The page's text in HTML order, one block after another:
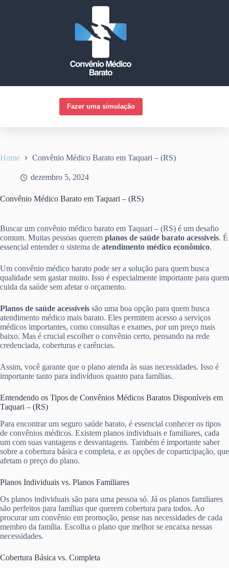
Fazer uma simulação
Home Convênio Médico Barato em Taquari – (RS)
dezembro 5, 2024
Convênio Médico Barato em Taquari – (RS)
Buscar um convênio médico barato em Taquari – (RS) é um desafio
comum. Muitas pessoas querem planos de saúde barato acessíveis. É
essencial entender o sistema de atendimento médico econômico.
Um convênio médico barato pode ser a solução para quem busca
qualidade sem gastar muito. Isso é especialmente importante para quem
cuida da saúde sem afetar o orçamento.
Planos de saúde acessíveis são uma boa opção para quem busca
atendimento médico mais barato. Eles permitem acesso a serviços
médicos importantes, como consultas e exames, por um preço mais
baixo. Mas é crucial escolher o convênio certo, pensando na rede
credenciada, coberturas e carências.
Assim, você garante que o plano atenda às suas necessidades. Isso é
importante tanto para indivíduos quanto para famílias.
Entendendo os Tipos de Convênios Médicos Baratos Disponíveis em
Taquari – (RS)
Para encontrar um seguro saúde barato, é essencial conhecer os tipos
de convênios médicos. Existem planos individuais e familiares, cada
um com suas vantagens e desvantagens. Também é importante saber
sobre a cobertura básica e completa, e as opções de coparticipação, que
afetam o preço do plano.
Planos Individuais vs. Planos Familiares
Os planos individuais são para uma pessoa só. Já os planos familiares
são perfeitos para famílias que querem cobertura para todos. Ao
procurar um convênio em promoção, pense nas necessidades de cada
membro da família. Escolha o plano que melhor se encaixa nessas
necessidades.
Cobertura Básica vs. Completa